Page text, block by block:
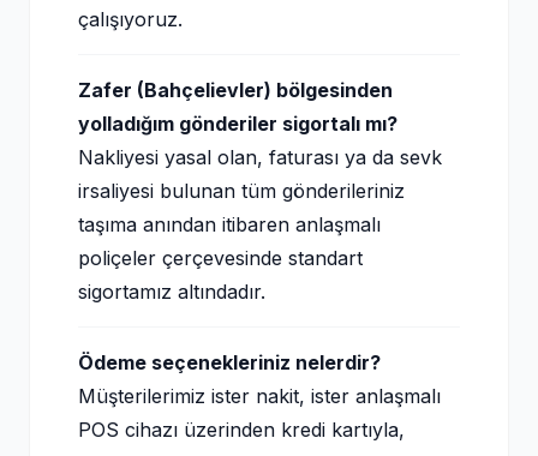
çalışıyoruz.
Zafer (Bahçelievler) bölgesinden
yolladığım gönderiler sigortalı mı?
Nakliyesi yasal olan, faturası ya da sevk
irsaliyesi bulunan tüm gönderileriniz
taşıma anından itibaren anlaşmalı
poliçeler çerçevesinde standart
sigortamız altındadır.
Ödeme seçenekleriniz nelerdir?
Müşterilerimiz ister nakit, ister anlaşmalı
POS cihazı üzerinden kredi kartıyla,